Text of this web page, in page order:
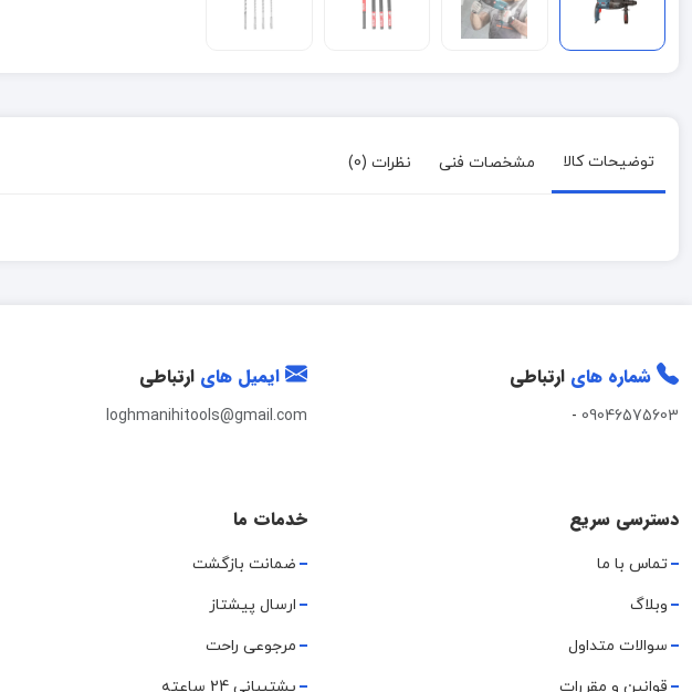
توضیحات کالا مشخصات فنی نظرات (0)
شماره های ارتباطی
09046575603
-
ایمیل های ارتباطی
loghmanihitools@gmail.com
دسترسی سریع
تماس با ما
وبلاگ
سوالات متداول
قوانین و مقررات
خدمات ما
ضمانت بازگشت
ارسال پیشتاز
مرجوعی راحت
پشتیبانی 24 ساعته